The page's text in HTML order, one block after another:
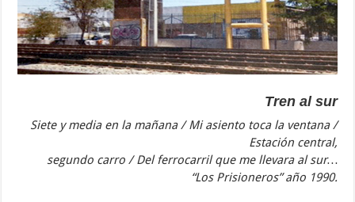
Tren al sur
Siete y media en la mañana / Mi asiento toca la ventana /
Estación central,
segundo carro / Del ferrocarril que me llevara al sur…
“Los Prisioneros” año 1990.